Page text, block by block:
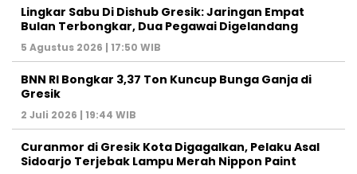
Lingkar Sabu Di Dishub Gresik: Jaringan Empat
Bulan Terbongkar, Dua Pegawai Digelandang
5 Agustus 2026 | 17:50 WIB
BNN RI Bongkar 3,37 Ton Kuncup Bunga Ganja di
Gresik
2 Juli 2026 | 19:44 WIB
Curanmor di Gresik Kota Digagalkan, Pelaku Asal
Sidoarjo Terjebak Lampu Merah Nippon Paint